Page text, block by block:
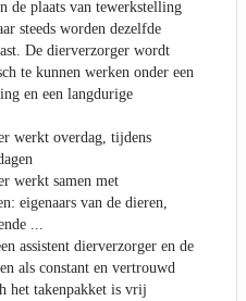
de plaats van tewerkstelling
steeds worden dezelfde
De dierverzorger wordt
te kunnen werken onder een
en een langdurige
werkt overdag, tijdens
werkt samen met
eigenaars van de dieren,
...
assistent dierverzorger en de
als constant en vertrouwd
het takenpakket is vrij